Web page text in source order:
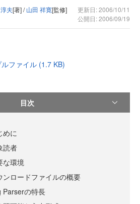
夫[著] /山田 祥寛[監修]
更新日: 2006/10/11
公開日: 2006/09/19
ファイル (1.7 KB)
目次
めに
読者
な環境
ンロードファイルの概要
Parserの特長